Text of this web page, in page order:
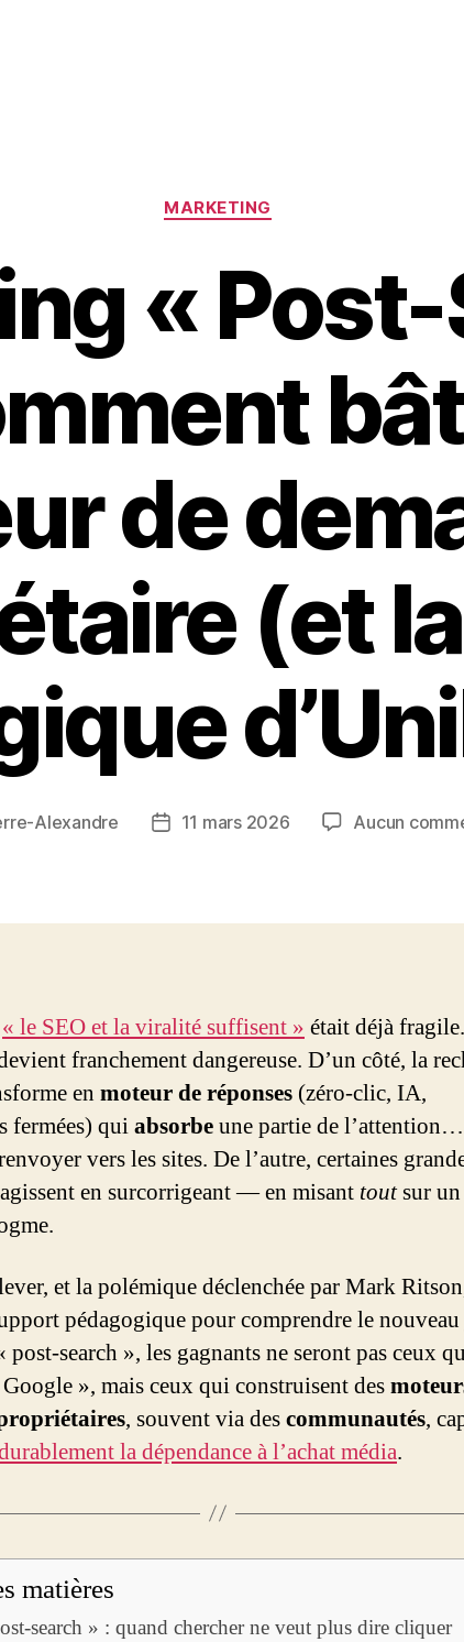
Catégories
MARKETING
«
de
(et
Alexandre
Date11 mars 2026 Aucun
« le SEO et la viralité suffisent » était déjà
franchement dangereuse. D’un côté, la
en moteur de réponses (zéro-clic, IA,
fermées) quiabsorbeune partie de
vers les sites. De l’autre, certaines
en surcorrigeant — en misant toutsur un
et la polémique déclenchée par Mark
pédagogique pour comprendre le
post-search », les gagnants ne seront pas ceux
», mais ceux qui construisent des
, souvent via descommunautés,
la dépendance à l’achat média.
matières
search » : quand chercher ne veut plus dire cliquer